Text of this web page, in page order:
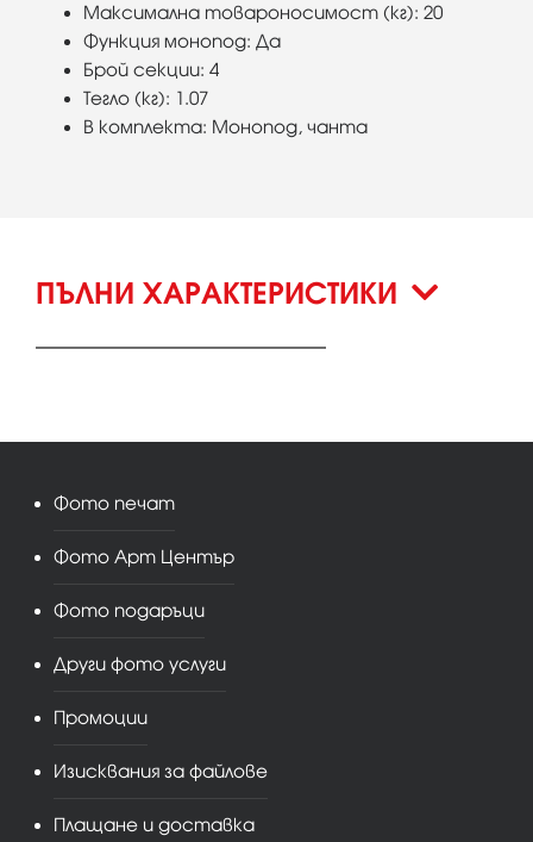
Максимална товароносимост (кг): 20
Функция монопод: Да
Брой секции: 4
Тегло (кг): 1.07
В комплекта: Монопод, чанта
ПЪЛНИ ХАРАКТЕРИСТИКИ
Фото печат
Фото Арт Център
Фото подаръци
Други фото услуги
Промоции
Изисквания за файлове
Плащане и доставка